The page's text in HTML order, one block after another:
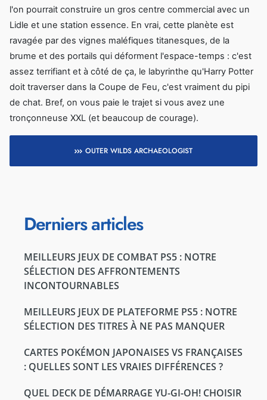
l'on pourrait construire un gros centre commercial avec un
Lidle et une station essence. En vrai, cette planète est
ravagée par des vignes maléfiques titanesques, de la
brume et des portails qui déforment l'espace-temps : c'est
assez terrifiant et à côté de ça, le labyrinthe qu'Harry Potter
doit traverser dans la Coupe de Feu, c'est vraiment du pipi
de chat. Bref, on vous paie le trajet si vous avez une
tronçonneuse XXL (et beaucoup de courage).
OUTER WILDS ARCHAEOLOGIST
Derniers articles
MEILLEURS JEUX DE COMBAT PS5 : NOTRE
SÉLECTION DES AFFRONTEMENTS
INCONTOURNABLES
MEILLEURS JEUX DE PLATEFORME PS5 : NOTRE
SÉLECTION DES TITRES À NE PAS MANQUER
CARTES POKÉMON JAPONAISES VS FRANÇAISES
: QUELLES SONT LES VRAIES DIFFÉRENCES ?
QUEL DECK DE DÉMARRAGE YU-GI-OH! CHOISIR